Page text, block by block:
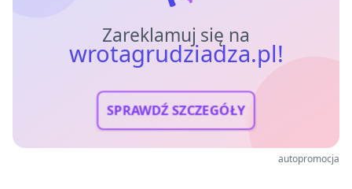
Zareklamuj się na
wrotagrudziadza.pl!
SPRAWDŹ SZCZEGÓŁY
autopromocja